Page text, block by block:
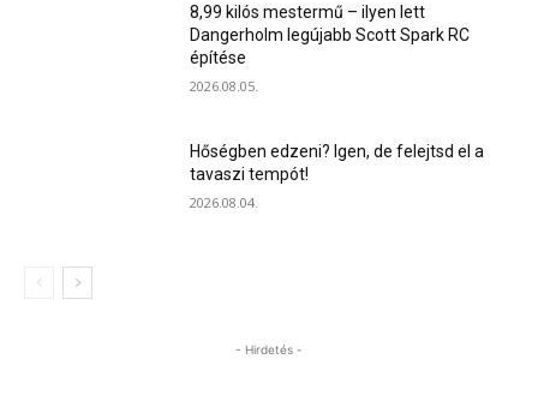
8,99 kilós mestermű – ilyen lett
Dangerholm legújabb Scott Spark RC
építése
2026.08.05.
Hőségben edzeni? Igen, de felejtsd el a
tavaszi tempót!
2026.08.04.
- Hirdetés -